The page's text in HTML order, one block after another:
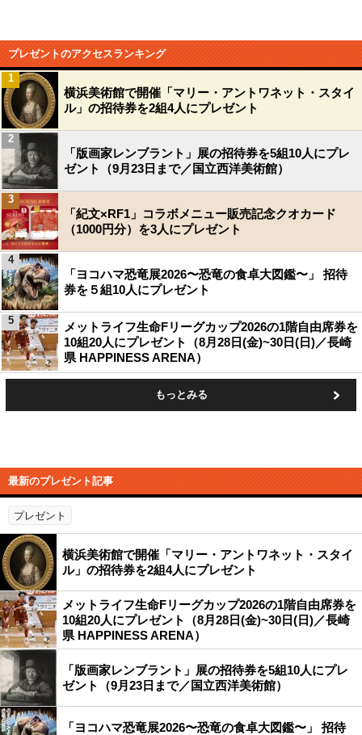
プレゼントのアクセスランキング
横浜美術館で開催「マリー・アントワネット・スタイ
ル」の招待券を2組4人にプレゼント
1
「版画家レンブラント」展の招待券を5組10人にプレ
ゼント（9月23日まで／国立西洋美術館）
2
「紀文×RF1」コラボメニュー販売記念クオカード
（1000円分）を3人にプレゼント
3
「ヨコハマ恐竜展2026〜恐竜の食卓大図鑑〜」 招待
券を５組10人にプレゼント
4
メットライフ生命Fリーグカップ2026の1階自由席券を
10組20人にプレゼント（8月28日(金)~30日(日)／長崎
県 HAPPINESS ARENA）
5
もっとみる
最新のプレゼント記事
プレゼント
横浜美術館で開催「マリー・アントワネット・スタイ
ル」の招待券を2組4人にプレゼント
メットライフ生命Fリーグカップ2026の1階自由席券を
10組20人にプレゼント（8月28日(金)~30日(日)／長崎
県 HAPPINESS ARENA）
「版画家レンブラント」展の招待券を5組10人にプレ
ゼント（9月23日まで／国立西洋美術館）
「ヨコハマ恐竜展2026〜恐竜の食卓大図鑑〜」 招待